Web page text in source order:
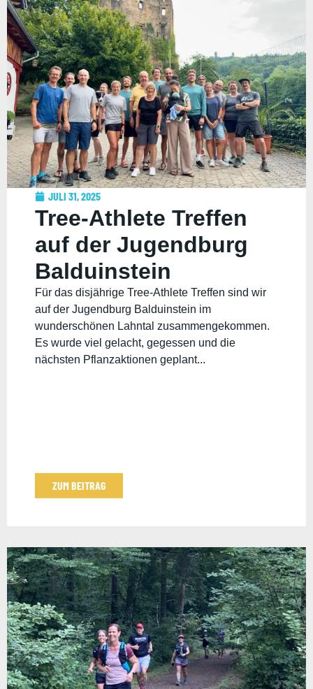
JULI 31, 2025
Tree-Athlete Treffen
auf der Jugendburg
Balduinstein
Für das disjährige Tree-Athlete Treffen sind wir
auf der Jugendburg Balduinstein im
wunderschönen Lahntal zusammengekommen.
Es wurde viel gelacht, gegessen und die
nächsten Pflanzaktionen geplant...
ZUM BEITRAG